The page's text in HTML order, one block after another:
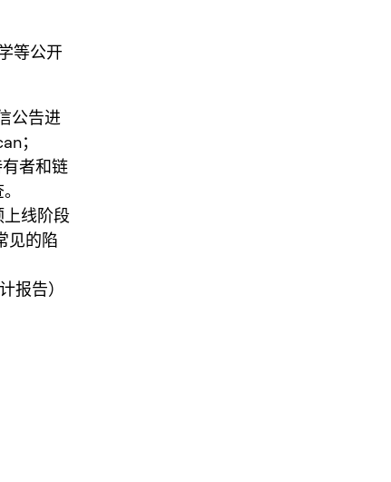
等公开
公告进
；
者和链
上线阶段
见的陷
报告）